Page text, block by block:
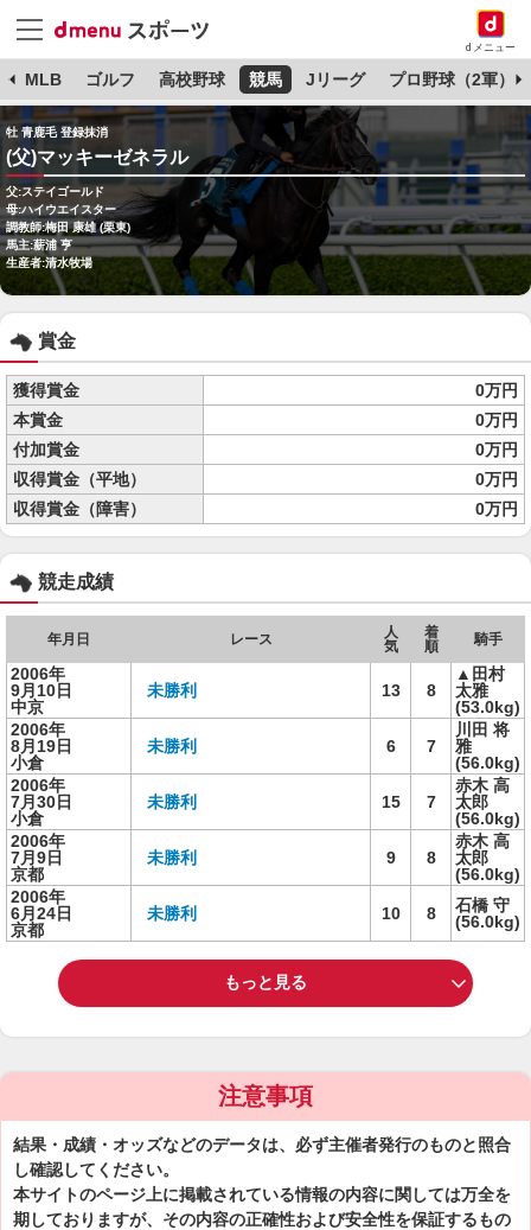
dメニュー
MLB ゴルフ 高校野球 競馬 Jリーグ プロ野球（2軍）
牡 青鹿毛 登録抹消
(父)マッキーゼネラル
父:ステイゴールド
母:ハイウエイスター
調教師:梅田 康雄 (栗東)
馬主:薪浦 亨
生産者:清水牧場
賞金
獲得賞金
0万円
本賞金
0万円
付加賞金
0万円
収得賞金（平地）
0万円
収得賞金（障害）
0万円
競走成績
年月日 レース
人
気
着
順
騎手
2006年
9月10日
中京
未勝利 13 8
▲田村
太雅
(53.0kg)
2006年
8月19日
小倉
未勝利 6 7
川田 将
雅
(56.0kg)
2006年
7月30日
小倉
未勝利 15 7
赤木 高
太郎
(56.0kg)
2006年
7月9日
京都
未勝利 9 8
赤木 高
太郎
(56.0kg)
2006年
6月24日
京都
未勝利 10 8
石橋 守
(56.0kg)
もっと見る
注意事項
結果・成績・オッズなどのデータは、必ず主催者発行のものと照合
し確認してください。
本サイトのページ上に掲載されている情報の内容に関しては万全を
期しておりますが、その内容の正確性および安全性を保証するもの